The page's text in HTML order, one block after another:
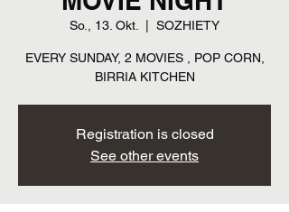
So., 13. Okt. SOZHIETY
EVERY SUNDAY, 2 MOVIES , POP CORN,
BIRRIA KITCHEN
Registration is closed
See other events